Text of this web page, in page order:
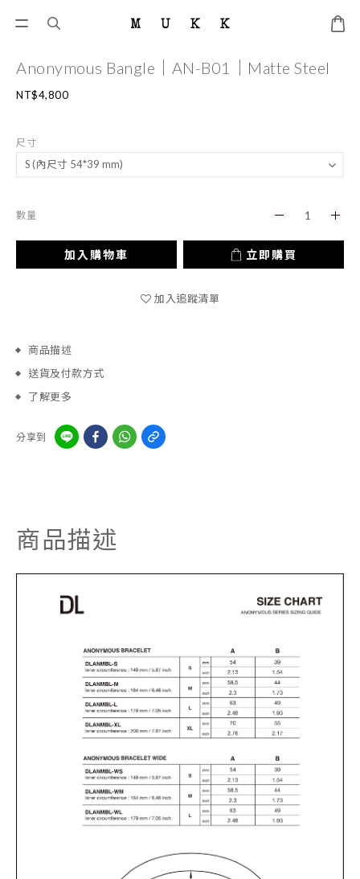
Anonymous Bangle｜AN-B01｜Matte Steel
NT$4,800
尺寸
數量
加入購物車 立即購買
加入追蹤清單
商品描述
送貨及付款方式
了解更多
分享到
商品描述